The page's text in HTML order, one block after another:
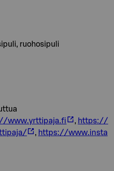
ruohosipuli
www.yrttipaja.fi , https://
, https://www.insta